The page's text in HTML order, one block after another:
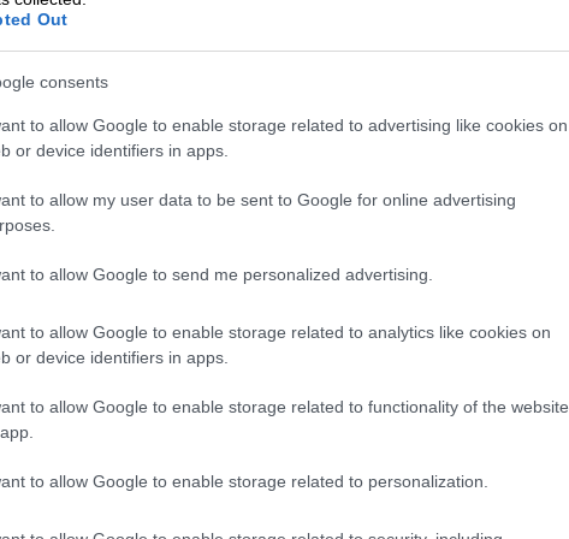
Out
consents
to allow Google to enable storage related to advertising like cookies on
or device identifiers in apps.
to allow my user data to be sent to Google for online advertising
to allow Google to send me personalized advertising.
to allow Google to enable storage related to analytics like cookies on
or device identifiers in apps.
to allow Google to enable storage related to functionality of the website
to allow Google to enable storage related to personalization.
Ελλάδα|31.05.2026 22:07
Κλήρωση Τζόκερ: Οι τυχεροί
αριθμοί για το 1 εκατ. ευρώ
Μήπως στάθηκες τυχερός;
Lifestyle|31.05.2026 22:00
Η γάτα του Καρλ Λάγκερφελντ
έμεινε χωρίς την περιουσία των
προσωπική φροντίδα και γεύματα σε